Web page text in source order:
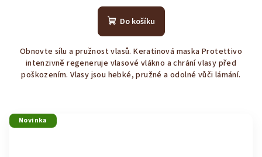
hodnocení
produktu
z
5
hvězdiček.
Do košíku
Obnovte sílu a pružnost vlasů. Keratinová maska Protettivo
intenzivně regeneruje vlasové vlákno a chrání vlasy před
poškozením. Vlasy jsou hebké, pružné a odolné vůči lámání.
Novinka